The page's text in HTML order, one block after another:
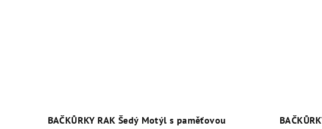
BAČKŮRKY RAK Šedý Motýl s paměťovou